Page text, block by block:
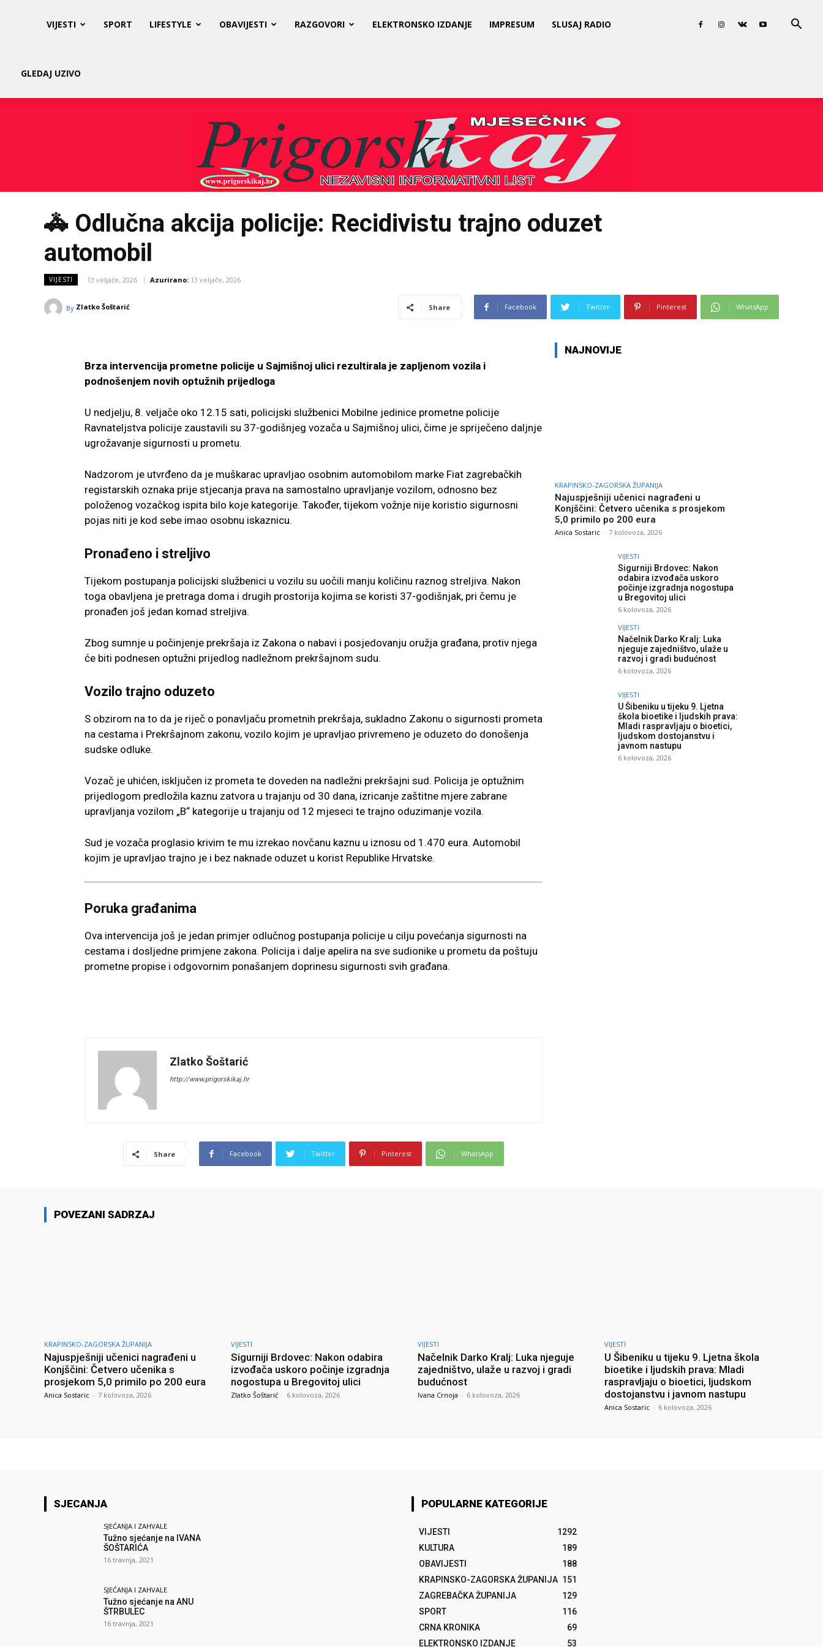
Kaj
VIJESTI SPORT LIFESTYLE OBAVIJESTI RAZGOVORI ELEKTRONSKO IZDANJE IMPRESUM SLUSAJ RADIO
GLEDAJ UZIVO
🚓 Odlučna akcija policije: Recidivistu trajno oduzet
automobil
VIJESTI 13 veljače, 2026 Azurirano: 13 veljače, 2026
By Zlatko Šoštarić Share Facebook Twitter Pinterest WhatsApp
Brza intervencija prometne policije u Sajmišnoj ulici rezultirala je zapljenom vozila i
podnošenjem novih optužnih prijedloga
U nedjelju, 8. veljače oko 12.15 sati, policijski službenici Mobilne jedinice prometne policije
Ravnateljstva policije zaustavili su 37-godišnjeg vozača u Sajmišnoj ulici, čime je spriječeno daljnje
ugrožavanje sigurnosti u prometu.
Nadzorom je utvrđeno da je muškarac upravljao osobnim automobilom marke Fiat zagrebačkih
registarskih oznaka prije stjecanja prava na samostalno upravljanje vozilom, odnosno bez
položenog vozačkog ispita bilo koje kategorije. Također, tijekom vožnje nije koristio sigurnosni
pojas niti je kod sebe imao osobnu iskaznicu.
Pronađeno i streljivo
Tijekom postupanja policijski službenici u vozilu su uočili manju količinu raznog streljiva. Nakon
toga obavljena je pretraga doma i drugih prostorija kojima se koristi 37-godišnjak, pri čemu je
pronađen još jedan komad streljiva.
Zbog sumnje u počinjenje prekršaja iz Zakona o nabavi i posjedovanju oružja građana, protiv njega
će biti podnesen optužni prijedlog nadležnom prekršajnom sudu.
Vozilo trajno oduzeto
S obzirom na to da je riječ o ponavljaču prometnih prekršaja, sukladno Zakonu o sigurnosti prometa
na cestama i Prekršajnom zakonu, vozilo kojim je upravljao privremeno je oduzeto do donošenja
sudske odluke.
Vozač je uhićen, isključen iz prometa te doveden na nadležni prekršajni sud. Policija je optužnim
prijedlogom predložila kaznu zatvora u trajanju od 30 dana, izricanje zaštitne mjere zabrane
upravljanja vozilom „B“ kategorije u trajanju od 12 mjeseci te trajno oduzimanje vozila.
Sud je vozača proglasio krivim te mu izrekao novčanu kaznu u iznosu od 1.470 eura. Automobil
kojim je upravljao trajno je i bez naknade oduzet u korist Republike Hrvatske.
Poruka građanima
Ova intervencija još je jedan primjer odlučnog postupanja policije u cilju povećanja sigurnosti na
cestama i dosljedne primjene zakona. Policija i dalje apelira na sve sudionike u prometu da poštuju
prometne propise i odgovornim ponašanjem doprinesu sigurnosti svih građana.
Zlatko Šoštarić
http://www.prigorskikaj.hr
Share Facebook Twitter Pinterest WhatsApp
NAJNOVIJE
KRAPINSKO-ZAGORSKA ŽUPANIJA
Najuspješniji učenici nagrađeni u
Konjščini: Četvero učenika s prosjekom
5,0 primilo po 200 eura
Anica Sostaric - 7 kolovoza, 2026
VIJESTI
Sigurniji Brdovec: Nakon
odabira izvođača uskoro
počinje izgradnja nogostupa
u Bregovitoj ulici
6 kolovoza, 2026
VIJESTI
Načelnik Darko Kralj: Luka
njeguje zajedništvo, ulaže u
razvoj i gradi budućnost
6 kolovoza, 2026
VIJESTI
U Šibeniku u tijeku 9. Ljetna
škola bioetike i ljudskih prava:
Mladi raspravljaju o bioetici,
ljudskom dostojanstvu i
javnom nastupu
6 kolovoza, 2026
POVEZANI SADRZAJ
KRAPINSKO-ZAGORSKA ŽUPANIJA
Najuspješniji učenici nagrađeni u
Konjščini: Četvero učenika s
prosjekom 5,0 primilo po 200 eura
Anica Sostaric - 7 kolovoza, 2026
VIJESTI
Sigurniji Brdovec: Nakon odabira
izvođača uskoro počinje izgradnja
nogostupa u Bregovitoj ulici
Zlatko Šoštarić - 6 kolovoza, 2026
VIJESTI
Načelnik Darko Kralj: Luka njeguje
zajedništvo, ulaže u razvoj i gradi
budućnost
Ivana Crnoja - 6 kolovoza, 2026
VIJESTI
U Šibeniku u tijeku 9. Ljetna škola
bioetike i ljudskih prava: Mladi
raspravljaju o bioetici, ljudskom
dostojanstvu i javnom nastupu
Anica Sostaric - 6 kolovoza, 2026
SJECANJA
SJEĆANJA I ZAHVALE
Tužno sjećanje na IVANA
ŠOŠTARIĆA
16 travnja, 2021
SJEĆANJA I ZAHVALE
Tužno sjećanje na ANU
ŠTRBULEC
16 travnja, 2021
POPULARNE KATEGORIJE
VIJESTI
1292
KULTURA
189
OBAVIJESTI
188
KRAPINSKO-ZAGORSKA ŽUPANIJA 151
ZAGREBAČKA ŽUPANIJA
129
SPORT
116
CRNA KRONIKA
69
ELEKTRONSKO IZDANJE
53